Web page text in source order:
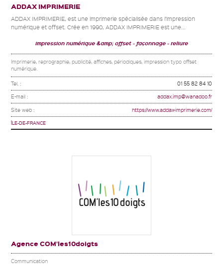
ADDAX IMPRIMERIE
ADDAX IMPRIMERIE, est une imprimerie spécialisée dans l’impression
numérique et offset. Crée en 1990, ADDAX IMPRIMERIE est une...
impression numérique &amp; offset façonnage reliure
Imprimerie, reprographie, publicité, affiches, périodiques, impression typo offset
numérique.
Tel. : 01 55 82 84 10
E-mail : addax.imp@wanadoo.fr
Site web : https://www.addax-imprimerie.com/
ÎLE-DE-FRANCE
Agence COM’les10doigts
Communication